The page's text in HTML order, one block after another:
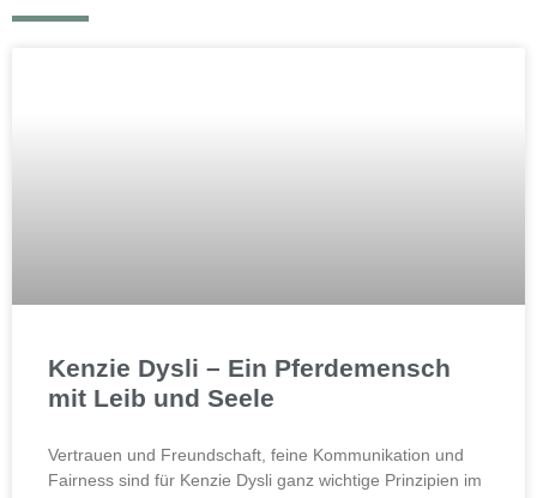
Kenzie Dysli – Ein Pferdemensch
mit Leib und Seele
Vertrauen und Freundschaft, feine Kommunikation und
Fairness sind für Kenzie Dysli ganz wichtige Prinzipien im